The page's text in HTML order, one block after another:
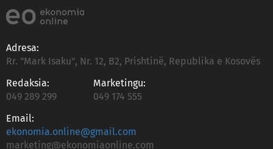
Adresa:
Rr. "Mark Isaku", Nr. 12, B2, Prishtinë, Republika e Kosovës
Redaksia:
049 289 299
Marketingu:
049 174 555
Email:
ekonomia.online@gmail.com
marketing@ekonomiaonline.com